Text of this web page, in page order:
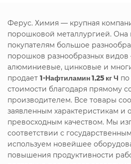
Ферус. Химия — крупная
порошковой металлургией. Она
покупателям большое
порошков разнообразных
алюминиевые, цинковые и
продает 1-Нафтиламин 1,25 кг Ч
стоимости благодаря прямому
производителем. Все товары
заявленным характеристикам и
превосходным качеством. Мы
соответствии с
используем новейшее
повышения продуктивности